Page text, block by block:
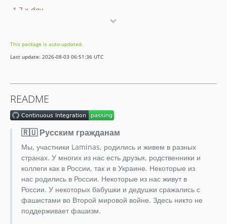
1.7.x-dev
1.6.0
1.5.x-dev
1.4.0
1.3.x-dev
1.3.0
1.1.x-dev
1.1.0
1.0.x-dev
1.0.1
This package is auto-updated.
Last update: 2026-08-03 06:51:36 UTC
README
🇷🇺 Русским гражданам
Мы, участники Laminas, родились и живем в разных
странах. У многих из нас есть друзья, родственники и
коллеги как в России, так и в Украине. Некоторые из
нас родились в России. Некоторые из нас живут в
России. У некоторых бабушки и дедушки сражались с
фашистами во Второй мировой войне. Здесь никто не
поддерживает фашизм.